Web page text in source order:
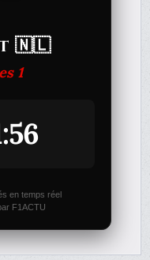
🇳🇱
1
en temps réel
F1ACTU